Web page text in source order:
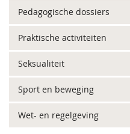
Pedagogische dossiers
Praktische activiteiten
Seksualiteit
Sport en beweging
Wet- en regelgeving